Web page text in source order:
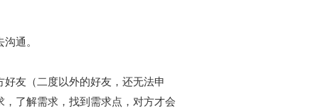
通。
友（二度以外的好友，还无法申
了解需求，找到需求点，对方才会